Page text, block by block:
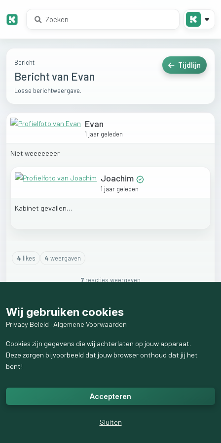
Bericht
Bericht van Evan
Losse berichtweergave.
Tijdlijn
Evan
1 jaar geleden
Niet weeeeeeer
Joachim
1 jaar geleden
Kabinet gevallen…
4 likes 4 weergaven
7reactiesweergeven
Wij gebruiken cookies
Privacy Beleid · Algemene Voorwaarden
Cookies zijn gegevens die wij achterlaten op jouw apparaat.
Deze zorgen bijvoorbeeld dat jouw browser onthoud dat jij het
bent!
Accepteren
Sluiten